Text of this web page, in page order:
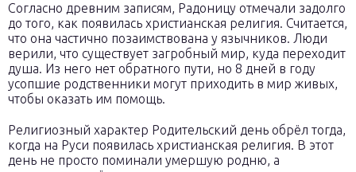
Согласно древним записям, Радоницу отмечали задолго
до того, как появилась христианская религия. Считается,
что она частично позаимствована у язычников. Люди
верили, что существует загробный мир, куда переходит
душа. Из него нет обратного пути, но 8 дней в году
усопшие родственники могут приходить в мир живых,
чтобы оказать им помощь.
Религиозный характер Родительский день обрёл тогда,
когда на Руси появилась христианская религия. В этот
день не просто поминали умершую родню, а